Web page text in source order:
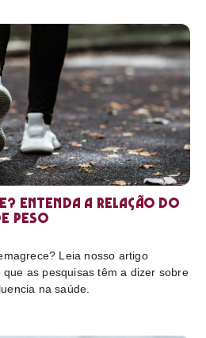
Entenda a relação do
peso
Leia nosso artigo
as pesquisas têm a dizer sobre
na saúde.